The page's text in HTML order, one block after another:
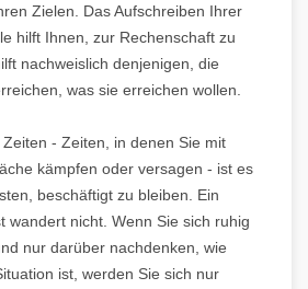
Zielen. Das Aufschreiben Ihrer
hilft Ihnen, zur Rechenschaft zu
nachweislich denjenigen, die
was sie erreichen wollen.
- Zeiten, in denen Sie mit
kämpfen oder versagen - ist es
beschäftigt zu bleiben. Ein
wandert nicht. Wenn Sie sich ruhig
nur darüber nachdenken, wie
ist, werden Sie sich nur